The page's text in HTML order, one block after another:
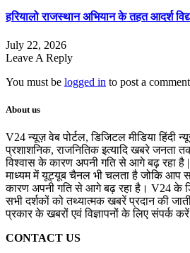
हरियालो राजस्थान अभियान के तहत आदर्श
July 22, 2026
Leave A Reply
You must be logged in to post a
About us
V24 न्यूज़ वेब पोर्टल, डिजिटल मीडिया हिंदी
प्रशाशनिक, राजनितिक इत्यादि खबरे जनता
विश्वास के कारण अपनी गति से आगे बढ़ रहा है
माध्यम में यूट्यूब चैनल भी चलता है जोकि आप
कारण अपनी गति से आगे बढ़ रहा है। V24 के
सभी दर्शकों को तथ्यात्मक खबरें प्रदान की
प्रकार के खबरों एवं विज्ञापनों के लिए संपर्क
CONTACT US